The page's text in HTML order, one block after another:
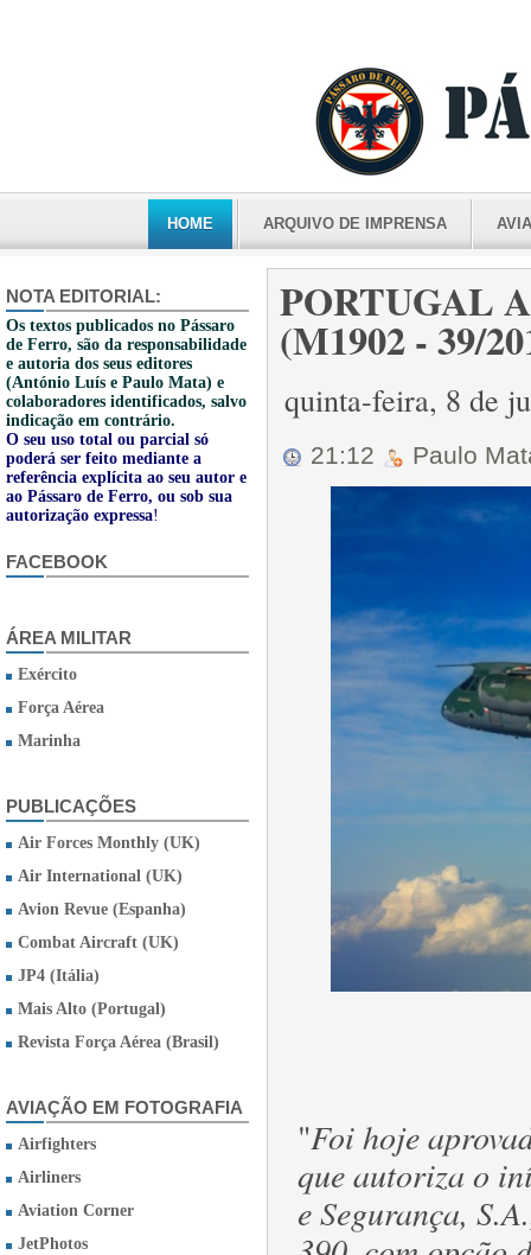
HOME ARQUIVO DE IMPRENSA
NOTA EDITORIAL:
Os textos publicados no Pássaro
de Ferro, são da responsabilidade
e autoria dos seus editores
(António Luís e Paulo Mata) e
colaboradores identificados, salvo
indicação em contrário.
O seu uso total ou parcial só
poderá ser feito mediante a
referência explícita ao seu autor e
ao Pássaro de Ferro, ou sob sua
autorização expressa!
FACEBOOK
ÁREA MILITAR
Exército
Força Aérea
Marinha
PUBLICAÇÕES
Air Forces Monthly (UK)
Air International (UK)
Avion Revue (Espanha)
Combat Aircraft (UK)
JP4 (Itália)
Mais Alto (Portugal)
Revista Força Aérea (Brasil)
AVIAÇÃO EM FOTOGRAFIA
Airfighters
Airliners
Aviation Corner
JetPhotos
PORTUGAL
(M1902 - 39/
quinta-feira, 8 de
21:12 Paulo
"Foi hoje
que autoriza o
e Segurança,